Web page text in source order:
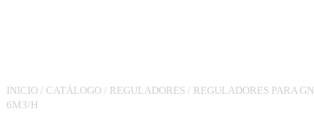
INICIO / CATÁLOGO / REGULADORES / REGULADORES PARA GN
6M3/H